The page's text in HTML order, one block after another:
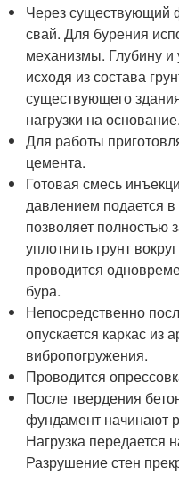
Через существующий
свай. Для бурения
механизмы. Глубину
исходя из состава
существующего
нагрузки на основание.
Для работы
цемента.
Готовая смесь
давлением подается
позволяет полностью
уплотнить грунт
проводится
бура.
Непосредственно
опускается каркас из
вибропогружения.
Проводится
После твердения
фундамент начинают
Нагрузка передается
Разрушение стен